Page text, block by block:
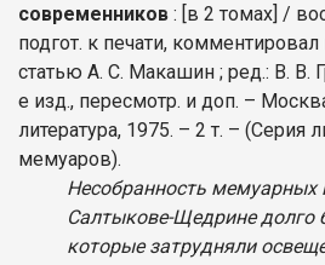
современников : [в 2 томах] /
подгот. к печати, комментировал
статью А. С. Макашин ; ред.: В. В.
е изд., пересмотр. и доп. –
литература, 1975. – 2 т. – (Серия
мемуаров).
Несобранность мемуарных
Салтыкове-Щедрине долго
которые затрудняли